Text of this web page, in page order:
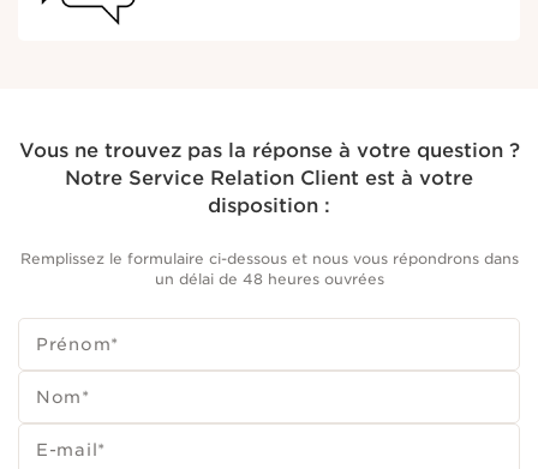
Vous ne trouvez pas la réponse à votre question ?
Notre Service Relation Client est à votre
disposition :
Remplissez le formulaire ci-dessous et nous vous répondrons dans
un délai de 48 heures ouvrées
Prénom*
Nom*
E-mail*